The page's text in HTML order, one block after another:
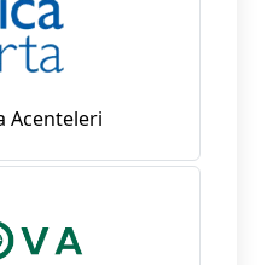
Acenteleri